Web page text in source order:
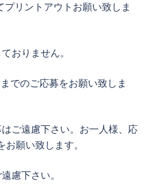
プリントアウトお願い致しま
おりません。
でのご応募をお願い致しま
ご遠慮下さい。お一人様、応
願い致します。
慮下さい。